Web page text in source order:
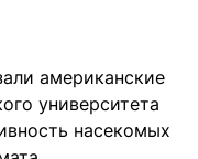
американские
университета
насекомых